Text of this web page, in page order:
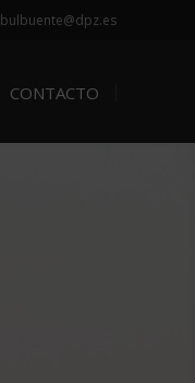
bulbuente@dpz.es
CONTACTO